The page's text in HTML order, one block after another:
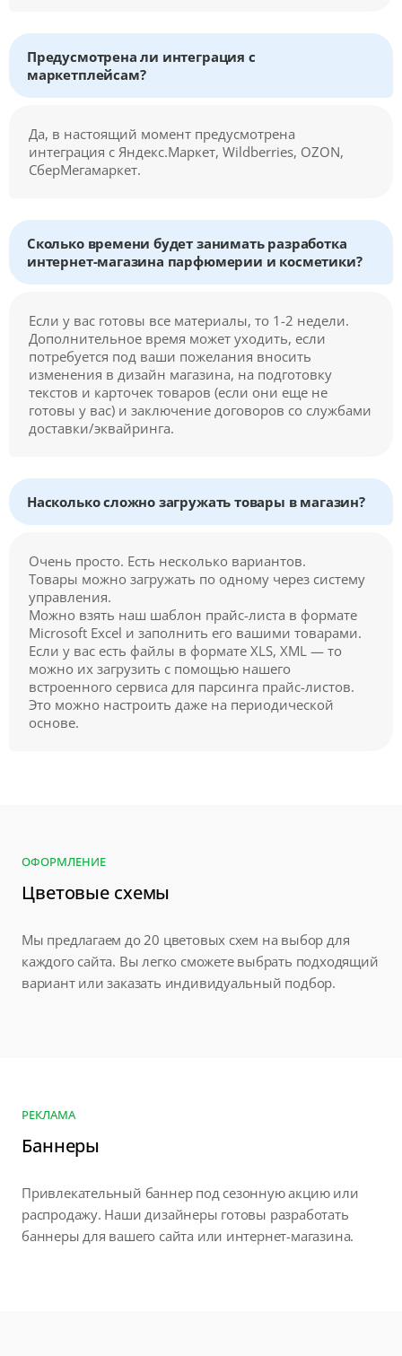
Предусмотрена ли интеграция с
маркетплейсам?
Да, в настоящий момент предусмотрена
интеграция с Яндекс.Маркет, Wildberries, OZON,
СберМегамаркет.
Сколько времени будет занимать разработка
интернет-магазина парфюмерии и косметики?
Если у вас готовы все материалы, то 1-2 недели.
Дополнительное время может уходить, если
потребуется под ваши пожелания вносить
изменения в дизайн магазина, на подготовку
текстов и карточек товаров (если они еще не
готовы у вас) и заключение договоров со службами
доставки/эквайринга.
Насколько сложно загружать товары в магазин?
Очень просто. Есть несколько вариантов.
Товары можно загружать по одному через систему
управления.
Можно взять наш шаблон прайс-листа в формате
Microsoft Excel и заполнить его вашими товарами.
Если у вас есть файлы в формате XLS, XML — то
можно их загрузить с помощью нашего
встроенного сервиса для парсинга прайс-листов.
Это можно настроить даже на периодической
основе.
ОФОРМЛЕНИЕ
Цветовые схемы
Мы предлагаем до 20 цветовых схем на выбор для
каждого сайта. Вы легко сможете выбрать подходящий
вариант или заказать индивидуальный подбор.
РЕКЛАМА
Баннеры
Привлекательный баннер под сезонную акцию или
распродажу. Наши дизайнеры готовы разработать
баннеры для вашего сайта или интернет-магазина.